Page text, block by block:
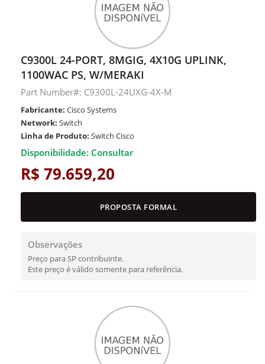
C9300L 24-PORT, 8MGIG, 4X10G UPLINK,
1100WAC PS, W/MERAKI
Part Number#: C9300L-24UXG-4X-M
Fabricante: Cisco Systems
Network: Switch
Linha de Produto: Switch Cisco
Disponibilidade: Consultar
R$ 79.659,20
PROPOSTA FORMAL
Observações
Preço para SP contribuinte.
Este preço é válido somente para referência.